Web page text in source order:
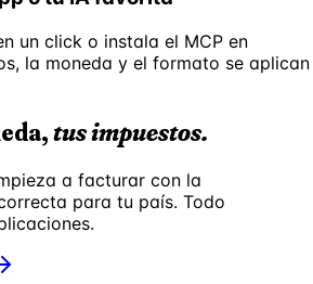
un click o instala el MCP en
la moneda y el formato se aplican
tus impuestos.
a facturar con la
para tu país. Todo